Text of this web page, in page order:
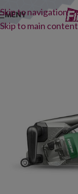
Skip to navigation
Skip to main content
MENY